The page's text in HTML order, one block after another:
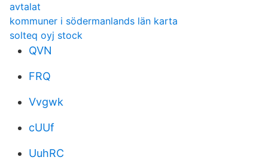
avtalat
kommuner i södermanlands län karta
solteq oyj stock
QVN
FRQ
Vvgwk
cUUf
UuhRC